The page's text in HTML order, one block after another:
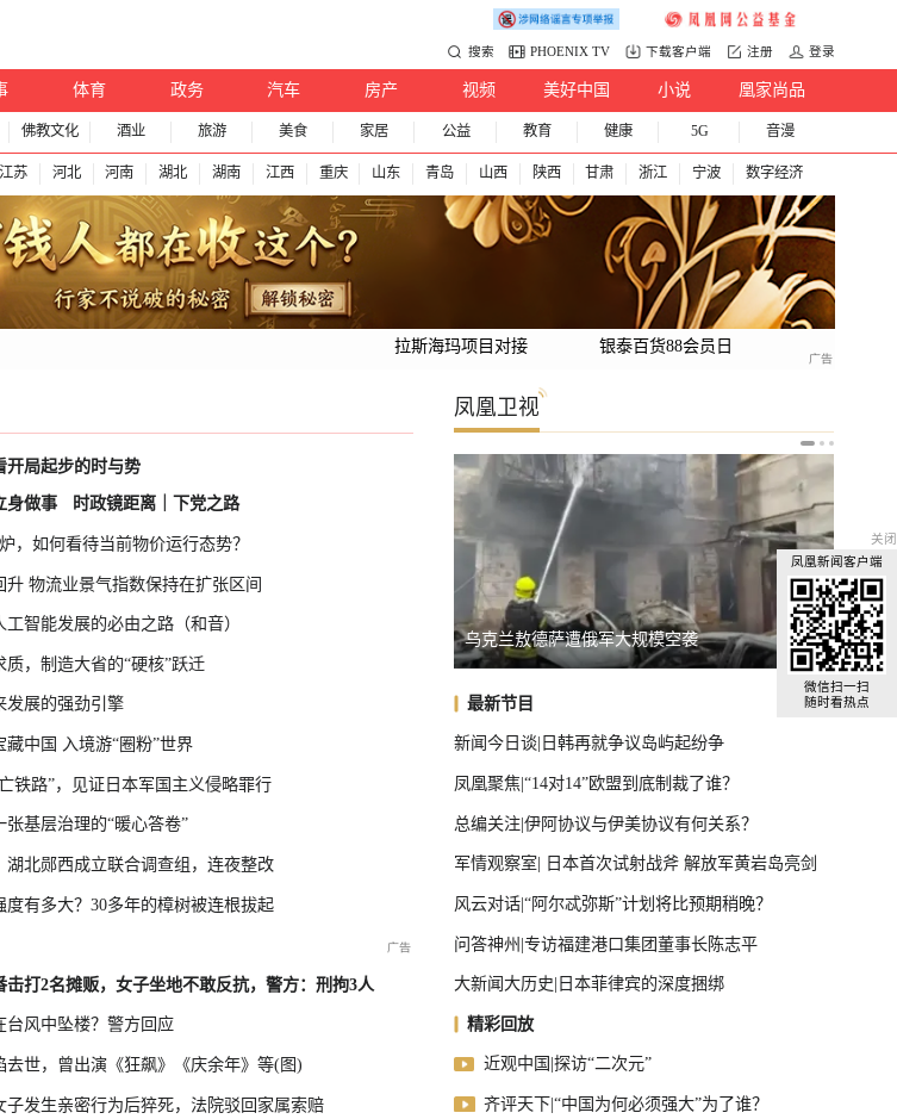
搜索 PHOENIX TV 下载客户端 注册 登录
体育 政务 汽车 房产 视频 美好中国 小说 凰家尚品
佛教文化 酒业 旅游 美食 家居 公益 教育 健康 5G 音漫
江苏 河北 河南 湖北 湖南 江西 重庆 山东 青岛 山西 陕西 甘肃 浙江 宁波 数字经济
拉斯海玛项目对接 银泰百货88会员日
球迷：终让我解脱 全球汽车前十，中国占了三把椅子
开局起步的时与势
身做事
时政镜距离｜下党之路
，如何看待当前物价运行态势？
升 物流业景气指数保持在扩张区间
智能发展的必由之路（和音）
质，制造大省的“硬核”跃迁
发展的强劲引擎
藏中国 入境游“圈粉”世界
铁路”，见证日本军国主义侵略罪行
张基层治理的“暖心答卷”
湖北郧西成立联合调查组，连夜整改
度有多大？30多年的樟树被连根拔起
击打2名摊贩，女子坐地不敢反抗，警方：刑拘3人
台风中坠楼？警方回应
去世，曾出演《狂飙》《庆余年》等(图)
子发生亲密行为后猝死，法院驳回家属索赔
凤凰卫视
长崎市长：核武器是“绝对的恶” 上海
最新节目
新闻今日谈|日韩再就争议岛屿起纷争
凤凰聚焦|“14对14”欧盟到底制裁了谁？
总编关注|伊阿协议与伊美协议有何关系？
军情观察室| 日本首次试射战斧 解放军黄岩岛亮剑
风云对话|“阿尔忒弥斯”计划将比预期稍晚？
问答神州|专访福建港口集团董事长陈志平
大新闻大历史|日本菲律宾的深度捆绑
精彩回放
近观中国|探访“二次元”
齐评天下|“中国为何必须强大”为了谁？
关闭
凤凰新闻客户端
微信扫一扫
随时看热点